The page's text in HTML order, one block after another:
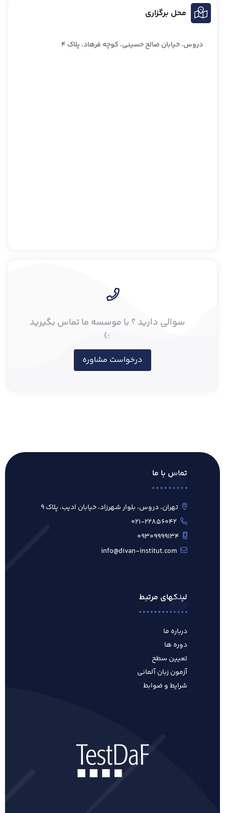
محل برگزاری
دروس، خیابان صالح حسینی، کوچه فرهاد، پلاک ۴
سوالی دارید ؟ با موسسه ما تماس بگیرید
:)
درخواست مشاوره
تماس با ما
تهران، دروس، بلوار شهرزاد، خیابان ادیب، پلاک ۹
لینکهای مرتبط
درباره ما
دوره ها
تعیین سطح
آزمون زبان آلمانی
شرایط و ضوابط